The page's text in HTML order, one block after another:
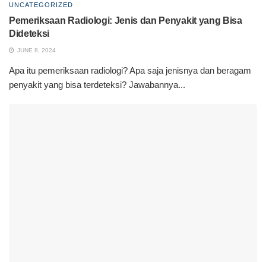
UNCATEGORIZED
Pemeriksaan Radiologi: Jenis dan Penyakit yang Bisa
Dideteksi
JUNE 8, 2024
Apa itu pemeriksaan radiologi? Apa saja jenisnya dan beragam
penyakit yang bisa terdeteksi? Jawabannya...